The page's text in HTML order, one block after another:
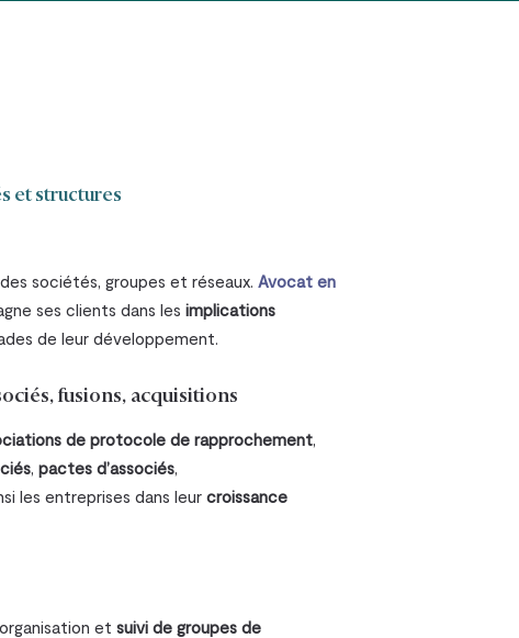
et structures
sociétés, groupes et réseaux.Avocat en
ses clients dans lesimplications
de leur développement.
fusions, acquisitions
de protocole de rapprochement,
,pactes d’associés,
les entreprises dans leurcroissance
etsuivi de groupes de